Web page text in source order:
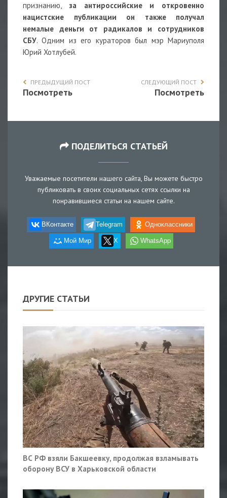
признанию, за антироссийские и откровенно
нацистские публикации он также получал
немалые деньги от радикалов и сотрудников
СБУ. Одним из его кураторов был мэр Мариуполя
Юрий Хотлубей.
ПРЕДЫДУЩИЙ ПОСТ
Посмотреть
СЛЕДУЮЩИЙ ПОСТ
Посмотреть
ПОДЕЛИТЬСЯ СТАТЬЕЙ
Уважаемые посетители нашего сайта, Вы можете быстро
публиковать в своих социальных сетях ссылки на
понравившиеся статьи на нашем сайте.
ВКонтакте Telegram Одноклассники
Мой Мир X WhatsApp
ДРУГИЕ СТАТЬИ
ВС РФ взяли Бакшеевку, продолжая взламывать
оборону ВСУ в Харьковской области